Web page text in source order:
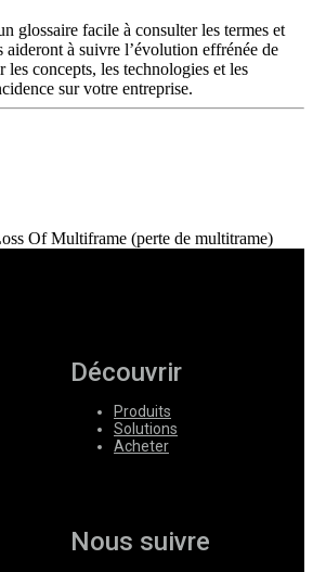
glossaire facile à consulter les termes et
à suivre l’évolution effrénée de
les concepts, les technologies et les
sur votre entreprise.
Of Multiframe (perte de multitrame)
Découvrir
Produits
Solutions
Acheter
Nous suivre